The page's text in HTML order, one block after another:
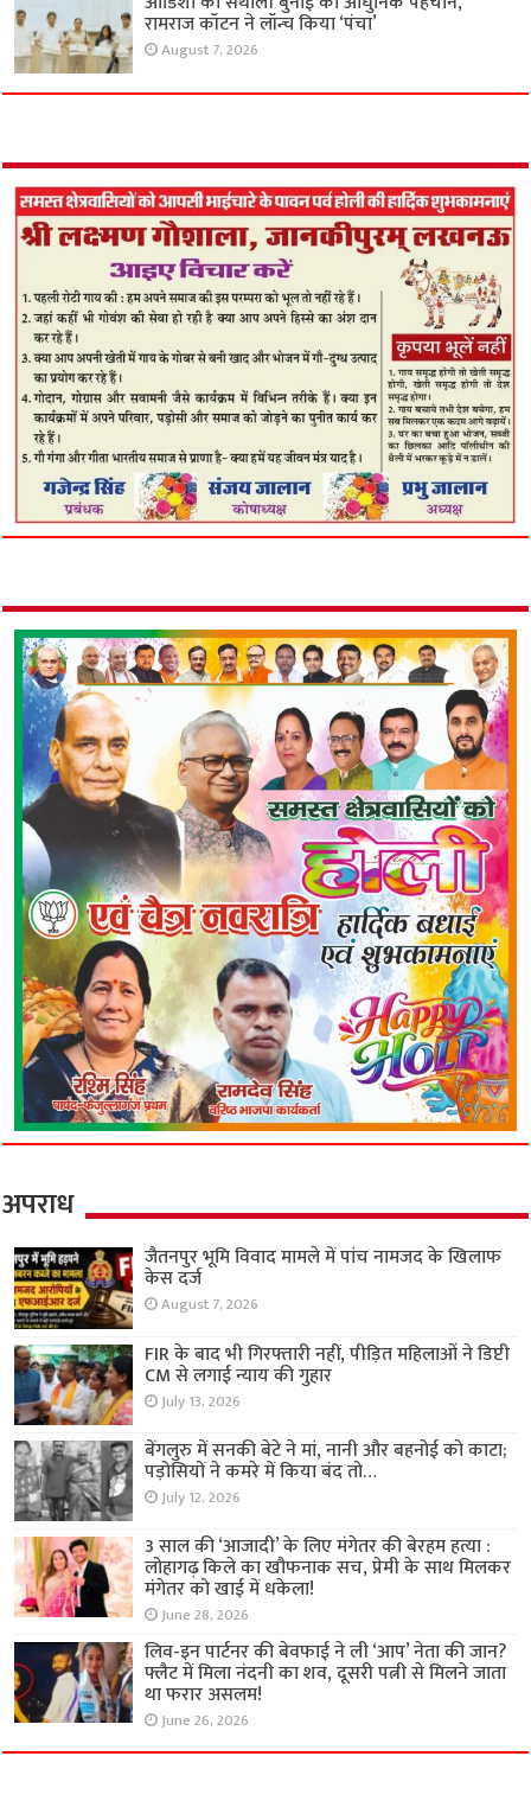
रामराज कॉटन ने लॉन्च किया ‘पंचा’
August 7, 2026
अपराध
जैतनपुर भूमि विवाद मामले में पांच नामजद के खिलाफ
केस दर्ज
August 7, 2026
FIR के बाद भी गिरफ्तारी नहीं, पीड़ित महिलाओं ने डिप्टी
CM से लगाई न्याय की गुहार
July 13, 2026
बेंगलुरु में सनकी बेटे ने मां, नानी और बहनोई को काटा;
पड़ोसियों ने कमरे में किया बंद तो…
July 12, 2026
3 साल की ‘आजादी’ के लिए मंगेतर की बेरहम हत्या :
लोहागढ़ किले का खौफनाक सच, प्रेमी के साथ मिलकर
मंगेतर को खाई में धकेला!
June 28, 2026
लिव-इन पार्टनर की बेवफाई ने ली ‘आप’ नेता की जान?
फ्लैट में मिला नंदनी का शव, दूसरी पत्नी से मिलने जाता
था फरार असलम!
June 26, 2026